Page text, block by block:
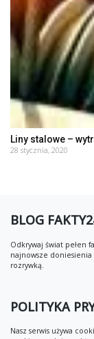
Liny stalowe –
28 stycznia, 2020
BLOG
Odkrywaj świat pełen
najnowsze doniesienia
rozrywką.
POLITYKA
Nasz serwis używa